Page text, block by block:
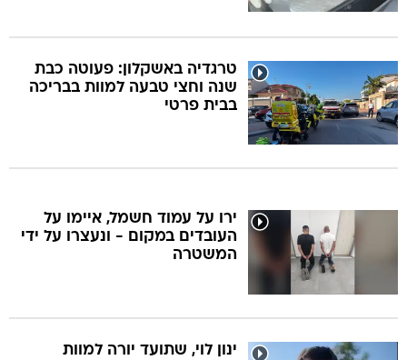
טרגדיה באשקלון: פעוטה כבת
שנה וחצי טבעה למוות בבריכה
בבית פרטי
ירו על עמוד חשמל, איימו על
העובדים במקום - ונעצרו על ידי
המשטרה
ינון לוי, שתועד יורה למוות